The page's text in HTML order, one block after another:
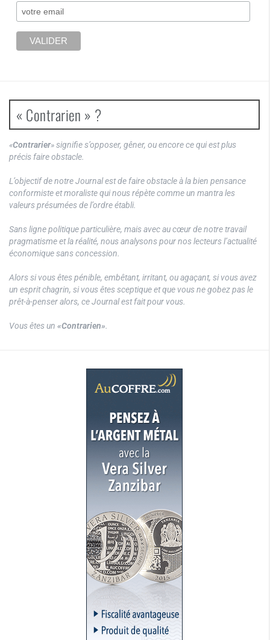
« Contrarien » ?
«Contrarier» signifie s’opposer, gêner, ou encore ce qui est plus
précis faire obstacle.
L’objectif de notre Journal est de faire obstacle à la bien pensance
conformiste et moraliste qui nous répète comme un mantra les
valeurs présumées de l’ordre établi.
Sans ligne politique particulière, mais avec au cœur de notre travail
pragmatisme et la réalité, nous analysons pour nos lecteurs l’actualité
économique sans concession.
Alors si vous êtes pénible, embêtant, irritant, ou agaçant, si vous avez
un esprit chagrin, si vous êtes sceptique et que vous ne gobez pas le
prêt-à-penser alors, ce Journal est fait pour vous.
Vous êtes un «Contrarien».